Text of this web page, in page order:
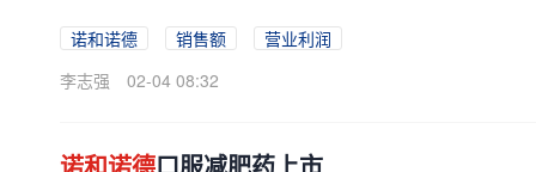
诺和诺德 销售额
营业利润
李志强
02-04 08:32